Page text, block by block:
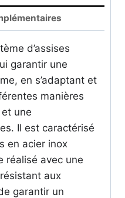
d’assises
garantir une
en s’adaptant et
manières
une
Il est caractérisé
en acier inox
réalisé avec une
aux
garantir un